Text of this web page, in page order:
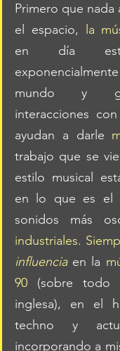
Primero que
el espacio,
la
en día
mundo y
interacciones
ayudan a darle
trabajo que se
estilo musical
en lo que es el
sonidos más
industriales.
influencia en la
90 (sobre todo
inglesa), en el
techno y